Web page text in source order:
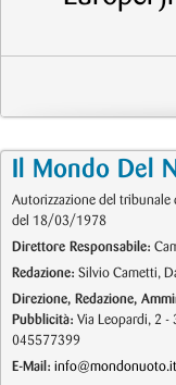
Il Mondo Del
Autorizzazione del tribunale
del 18/03/1978
Direttore Responsabile:
Redazione: Silvio Cametti,
Direzione, Redazione,
Pubblicità: Via Leopardi, 2 -
045577399
E-Mail: info@mondonuoto.it